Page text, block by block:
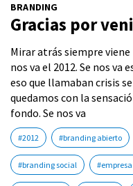
BRANDING
Gracias por
Mirar atrás siempre
nos va el 2012. Se nos va
eso que llamaban crisis
quedamos con la
fondo. Se nos va
#2012 #branding abierto
#branding social